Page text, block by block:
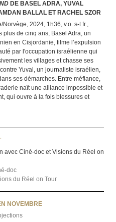
DE BASEL ADRA, YUVAL
BALLAL ET RACHEL SZOR
Norvège, 2024, 1h36, v.o. s-t fr.,
plus de cinq ans, Basel Adra, un
en Cisjordanie, filme l’expulsion
par l'occupation israélienne qui
les villages et chasse ses
Yuval, un journaliste israélien,
ses démarches. Entre méfiance,
naît une alliance impossible et
qui ouvre à la fois blessures et
avec Ciné-doc et Visions du Réel on
doc
du Réel on Tour
NOVEMBRE